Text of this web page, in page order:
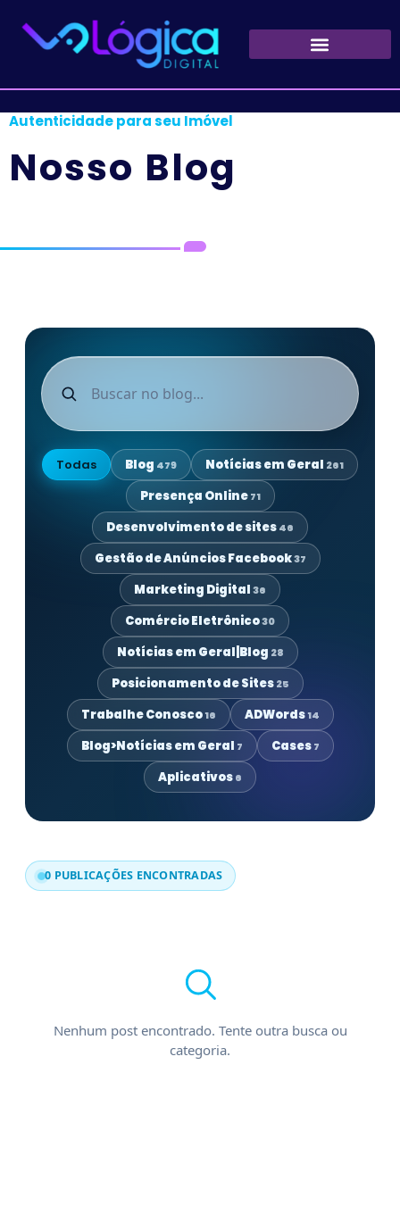
Autenticidade para seu Imóvel
Nosso Blog
Todas Blog 479 Notícias em Geral 261
Presença Online71
Desenvolvimento de sites46
Gestão de Anúncios Facebook37
Marketing Digital36
Comércio Eletrônico30
Notícias em Geral|Blog 28
Posicionamento de Sites25
Trabalhe Conosco16 ADWords14
Blog>Notícias em Geral 7 Cases7
Aplicativos6
0 PUBLICAÇÕES ENCONTRADAS
Nenhum post encontrado. Tente outra busca ou
categoria.